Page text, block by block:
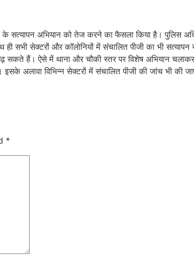
सत्यापन अभियान को तेज करने का फैसला किया है। पुलिस
सभी सेक्टरों और कॉलोनियों में संचालित पीजी का भी सत्यापन
सकते हैं। ऐसे में थाना और चौकी स्तर पर विशेष अभियान
इसके अलावा विभिन्न सेक्टरों में संचालित पीजी की जांच भी की
*